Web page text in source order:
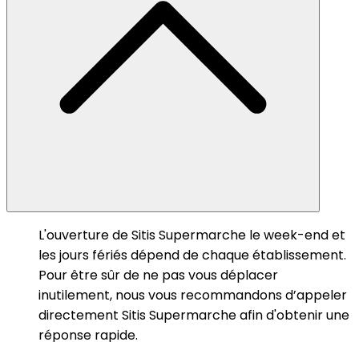
L'ouverture de Sitis Supermarche le week-end et
les jours fériés dépend de chaque établissement.
Pour être sûr de ne pas vous déplacer
inutilement, nous vous recommandons d’appeler
directement Sitis Supermarche afin d'obtenir une
réponse rapide.